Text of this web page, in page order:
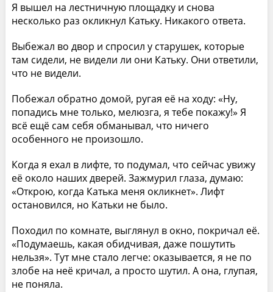
Я вышел на лестничную площадку и снова
несколько раз окликнул Катьку. Никакого ответа.
Выбежал во двор и спросил у старушек, которые
там сидели, не видели ли они Катьку. Они ответили,
что не видели.
Побежал обратно домой, ругая её на ходу: «Ну,
попадись мне только, мелюзга, я тебе покажу!» Я
всё ещё сам себя обманывал, что ничего
особенного не произошло.
Когда я ехал в лифте, то подумал, что сейчас увижу
её около наших дверей. Зажмурил глаза, думаю:
«Открою, когда Катька меня окликнет». Лифт
остановился, но Катьки не было.
Походил по комнате, выглянул в окно, покричал её.
«Подумаешь, какая обидчивая, даже пошутить
нельзя». Тут мне стало легче: оказывается, я не по
злобе на неё кричал, а просто шутил. А она, глупая,
не поняла.